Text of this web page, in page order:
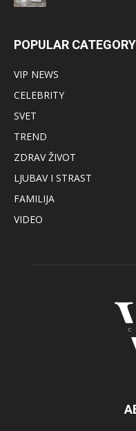
POPULAR CATEGORY
VIP NEWS
CELEBRITY
SVET
TREND
ZDRAV ŽIVOT
LJUBAV I STRAST
FAMILIJA
VIDEO